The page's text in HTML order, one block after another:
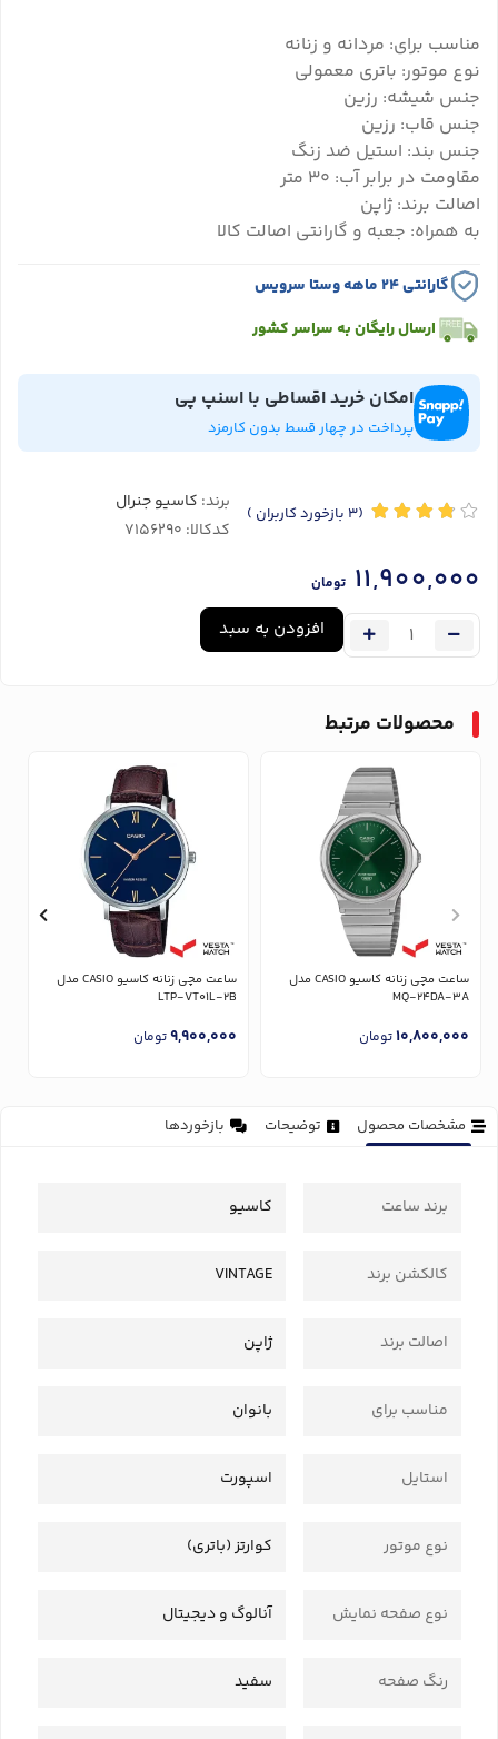
مناسب برای: مردانه و زنانه
نوع موتور: باتری معمولی
جنس شیشه: رزین
جنس قاب: رزین
جنس بند: استیل ضد زنگ
مقاومت در برابر آب: 30 متر
اصالت برند: ژاپن
به همراه: جعبه و گارانتی اصالت کالا
گارانتی ۲۴ ماهه وستا سرویس
ارسال رایگان به سراسر کشور
امکان خرید اقساطی با اسنپ پی
پرداخت در چهار قسط بدون کارمزد
(3 بازخورد کاربران ) برند: کاسیو جنرال
کدکالا:
11,900,000 تومان
افزودن به سبد
محصولات مرتبط
ساعت مچی زنانه کاسیو CASIO مدل
MQ-24DA-3A
10,800,000تومان
ساعت مچی زنانه کاسیو CASIO مدل
LTP-VT01L-2B
9,900,000تومان
مشخصات محصول توضیحات بازخوردها
برند ساعت کاسیو
کالکشن برند VINTAGE
اصالت برند ژاپن
مناسب برای بانوان
استایل اسپورت
نوع موتور کوارتز (باتری)
نوع صفحه نمایش آنالوگ و دیجیتال
رنگ صفحه سفید